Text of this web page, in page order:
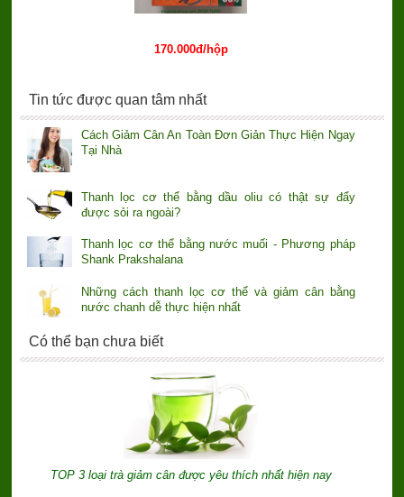
170.000đ/hộp
Tin tức được quan tâm nhất
Cách Giảm Cân An Toàn Đơn Giản Thực Hiện Ngay
Tại Nhà
Thanh lọc cơ thể bằng dầu oliu có thật sự đẩy
được sỏi ra ngoài?
Thanh lọc cơ thể bằng nước muối - Phương pháp
Shank Prakshalana
Những cách thanh lọc cơ thể và giảm cân bằng
nước chanh dễ thực hiện nhất
Có thể bạn chưa biết
TOP 3 loại trà giảm cân được yêu thích nhất hiện nay